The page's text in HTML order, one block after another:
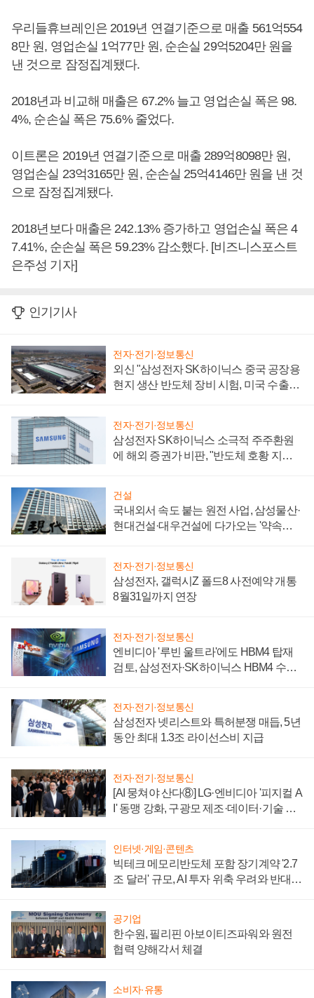
우리들휴브레인은 2019년 연결기준으로 매출 561억554
8만 원, 영업손실 1억77만 원, 순손실 29억5204만 원을
낸 것으로 잠정집계됐다.
2018년과 비교해 매출은 67.2% 늘고 영업손실 폭은 98.
4%, 순손실 폭은 75.6% 줄었다.
이트론은 2019년 연결기준으로 매출 289억8098만 원,
영업손실 23억3165만 원, 순손실 25억4146만 원을 낸 것
으로 잠정집계됐다.
2018년보다 매출은 242.13% 증가하고 영업손실 폭은 4
7.41%, 순손실 폭은 59.23% 감소했다. [비즈니스포스트
은주성 기자]
인기기사
전자·전기·정보통신
외신 "삼성전자 SK하이닉스 중국 공장용
현지 생산 반도체 장비 시험, 미국 수출통
전자·전기·정보통신
삼성전자 SK하이닉스 소극적 주주환원
에 해외 증권가 비판, "반도체 호황 지속
건설
국내외서 속도 붙는 원전 사업, 삼성물산·
현대건설·대우건설에 다가오는 '약속의
전자·전기·정보통신
삼성전자, 갤럭시Z 폴드8 사전예약 개통
8월31일까지 연장
전자·전기·정보통신
엔비디아 '루빈 울트라'에도 HBM4 탑재
검토, 삼성전자·SK하이닉스 HBM4 수율
전자·전기·정보통신
삼성전자 넷리스트와 특허분쟁 매듭, 5년
동안 최대 1.3조 라이선스비 지급
전자·전기·정보통신
[AI 뭉쳐야 산다⑧] LG·엔비디아 '피지컬 A
I' 동맹 강화, 구광모 제조·데이터·기술 결
인터넷·게임·콘텐츠
빅테크 메모리반도체 포함 장기계약 '2.7
조 달러' 규모, AI 투자 위축 우려와 반대
공기업
한수원, 필리핀 아보이티즈파워와 원전
협력 양해각서 체결
소비자·유통